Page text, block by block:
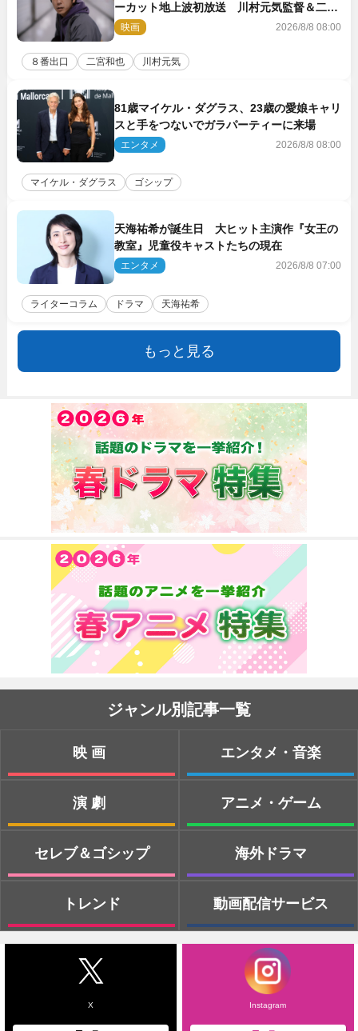
ーカット地上波初放送 川村元気監督＆二宮
コメント到着
映画 2026/8/8 08:00
８番出口 二宮和也 川村元気
81歳マイケル・ダグラス、23歳の愛娘キャリ
スと手をつないでガラパーティーに来場
エンタメ 2026/8/8 08:00
マイケル・ダグラス ゴシップ
天海祐希が誕生日 大ヒット主演作『女王の
教室』児童役キャストたちの現在
エンタメ 2026/8/8 07:00
ライターコラム ドラマ 天海祐希
もっと見る
ジャンル別記事一覧
映画
演劇
セレブ＆ゴシップ
トレンド
エンタメ・音楽
アニメ・ゲーム
海外ドラマ
動画配信サービス
X Instagram